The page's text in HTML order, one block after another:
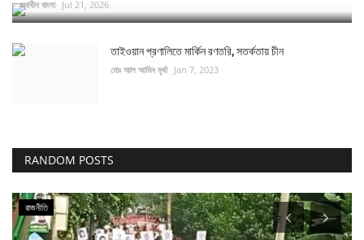
স্বাধীন বাংলা Jul 21, 2026
তাইওয়ান প্রণালিতে মার্কিন রণতরি, সতর্কতায় চীন
মোঃ আল আমিন মৃর্ধা Jan 7, 2023
RANDOM POSTS
রাজনীতি